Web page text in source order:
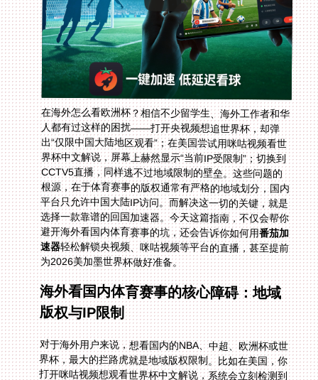
在海外怎么看欧洲杯？相信不少留学生、海外工作者和华
人都有过这样的困扰——打开央视频想追世界杯，却弹
出“仅限中国大陆地区观看”；在美国尝试用咪咕视频看世
界杯中文解说，屏幕上赫然显示“当前IP受限制”；切换到
CCTV5直播，同样逃不过地域限制的壁垒。这些问题的
根源，在于体育赛事的版权通常有严格的地域划分，国内
平台只允许中国大陆IP访问。而解决这一切的关键，就是
选择一款靠谱的回国加速器。今天这篇指南，不仅会帮你
避开海外看国内体育赛事的坑，还会告诉你如何用番茄加
速器轻松解锁央视频、咪咕视频等平台的直播，甚至提前
为2026美加墨世界杯做好准备。
海外看国内体育赛事的核心障碍：地域
版权与IP限制
对于海外用户来说，想看国内的NBA、中超、欧洲杯或世
界杯，最大的拦路虎就是地域版权限制。比如在美国，你
打开咪咕视频想观看世界杯中文解说，系统会立刻检测到
你的IP不在中国大陆，弹出“当前IP受限制”的提示；同
样，CCTV5的世界杯直播也明确标注“仅限中国大陆地区
观看”。这是因为国内平台购买的赛事版权，只覆盖中国
大陆境内，一旦检测到境外IP，就会自动屏蔽访问。除了
版权问题，网络延迟也是一大痛点——即使能勉强访问，
海外网络到国内服务器的距离远，直播时容易卡顿、掉
帧，错过关键进球或精彩瞬间。比如留学生在英国看CBA
季后赛，经常会遇到画面延迟半分钟，等看到进球时，朋